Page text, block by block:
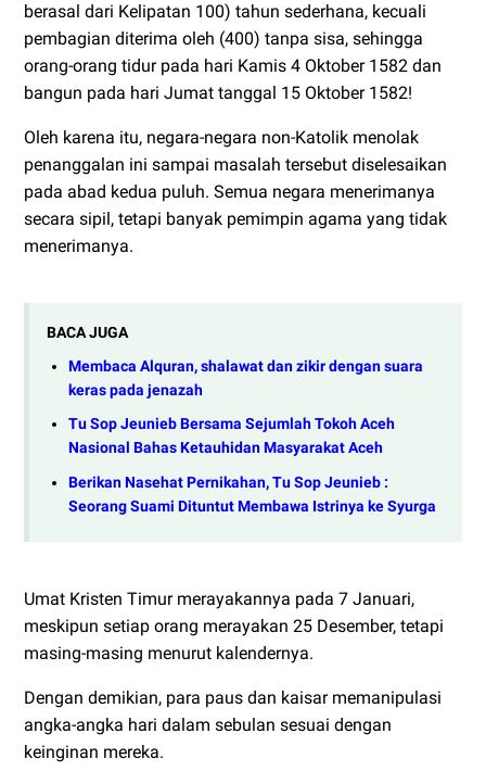
berasal dari Kelipatan 100) tahun sederhana, kecuali
pembagian diterima oleh (400) tanpa sisa, sehingga
orang-orang tidur pada hari Kamis 4 Oktober 1582 dan
bangun pada hari Jumat tanggal 15 Oktober 1582!
Oleh karena itu, negara-negara non-Katolik menolak
penanggalan ini sampai masalah tersebut diselesaikan
pada abad kedua puluh. Semua negara menerimanya
secara sipil, tetapi banyak pemimpin agama yang tidak
menerimanya.
BACA JUGA
Membaca Alquran, shalawat dan zikir dengan suara
keras pada jenazah
Tu Sop Jeunieb Bersama Sejumlah Tokoh Aceh
Nasional Bahas Ketauhidan Masyarakat Aceh
Berikan Nasehat Pernikahan, Tu Sop Jeunieb :
Seorang Suami Dituntut Membawa Istrinya ke Syurga
Umat ​​Kristen Timur merayakannya pada 7 Januari,
meskipun setiap orang merayakan 25 Desember, tetapi
masing-masing menurut kalendernya.
Dengan demikian, para paus dan kaisar memanipulasi
angka-angka hari dalam sebulan sesuai dengan
keinginan mereka.